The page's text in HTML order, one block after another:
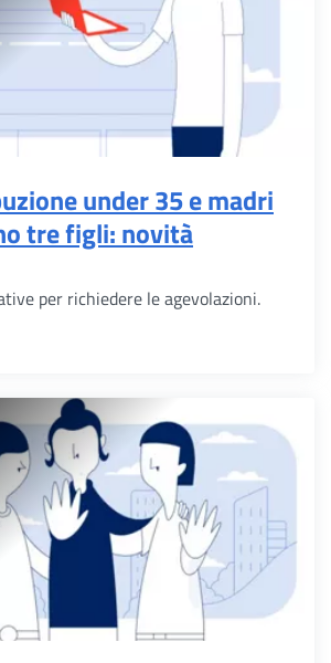
under 35 e madri
tre figli: novità
per richiedere le agevolazioni.